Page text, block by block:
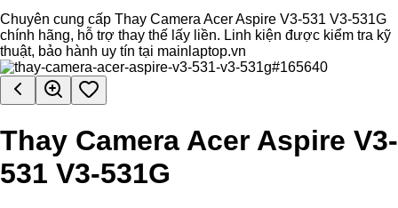
Chuyên cung cấp Thay Camera Acer Aspire V3-531 V3-531G
chính hãng, hỗ trợ thay thế lấy liền. Linh kiện được kiểm tra kỹ
thuật, bảo hành uy tín tại mainlaptop.vn
Thay Camera Acer Aspire V3-
531 V3-531G